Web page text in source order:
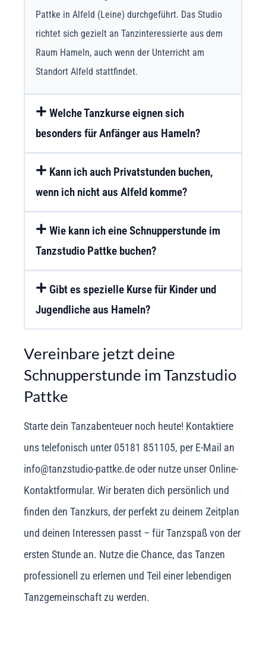
Pattke in Alfeld (Leine) durchgeführt. Das Studio
richtet sich gezielt an Tanzinteressierte aus dem
Raum Hameln, auch wenn der Unterricht am
Standort Alfeld stattfindet.
Welche Tanzkurse eignen sich
besonders für Anfänger aus Hameln?
Kann ich auch Privatstunden buchen,
wenn ich nicht aus Alfeld komme?
Wie kann ich eine Schnupperstunde im
Tanzstudio Pattke buchen?
Gibt es spezielle Kurse für Kinder und
Jugendliche aus Hameln?
Vereinbare jetzt deine
Schnupperstunde im Tanzstudio
Pattke
Starte dein Tanzabenteuer noch heute! Kontaktiere
uns telefonisch unter 05181 851105, per E-Mail an
info@tanzstudio-pattke.de oder nutze unser Online-
Kontaktformular. Wir beraten dich persönlich und
finden den Tanzkurs, der perfekt zu deinem Zeitplan
und deinen Interessen passt – für Tanzspaß von der
ersten Stunde an. Nutze die Chance, das Tanzen
professionell zu erlernen und Teil einer lebendigen
Tanzgemeinschaft zu werden.